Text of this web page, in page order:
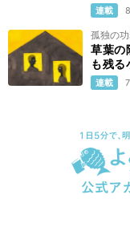
連載
孤独の
草葉の
も残る
連載